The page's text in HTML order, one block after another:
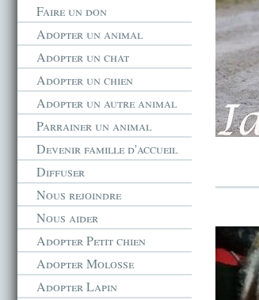
Faire un don
Adopter un animal
Adopter un chat
Adopter un chien
Adopter un autre animal
Parrainer un animal
Devenir famille d'accueil
Diffuser
Nous rejoindre
Nous aider
Adopter Petit chien
Adopter Molosse
Adopter Lapin